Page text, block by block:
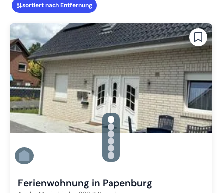
sortiert nach Entfernung
gallery.slide_selector
Zu Slide 1 wechseln
Zu Slide 2 wechseln
Zu Slide 3 wechseln
Zu Slide 4 wechseln
Zu Slide 5 wechseln
Zu Slide 6 wechseln
Ferienwohnung in Papenburg